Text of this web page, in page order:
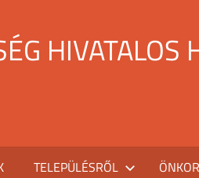
HIVATALOS
TELEPÜLÉSRŐL